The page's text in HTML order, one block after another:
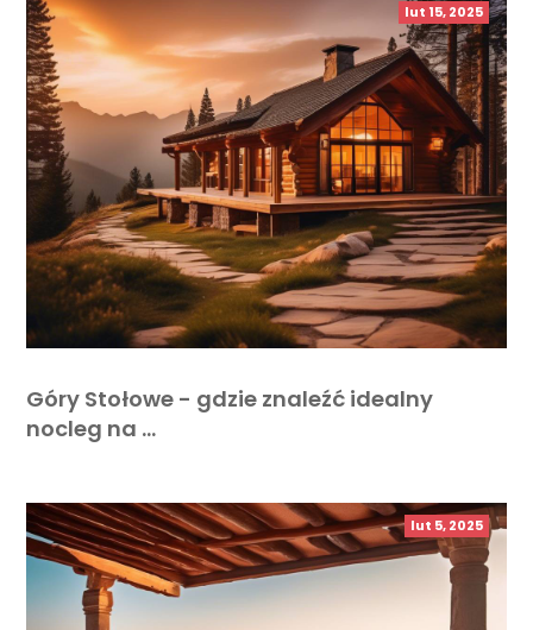
lut 15, 2025
Góry Stołowe - gdzie znaleźć idealny
nocleg na …
lut 5, 2025